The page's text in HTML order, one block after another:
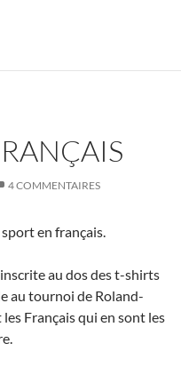
4 COMMENTAIRES
en français.
au dos des t-shirts
au tournoi de Roland-
Français qui en sont les